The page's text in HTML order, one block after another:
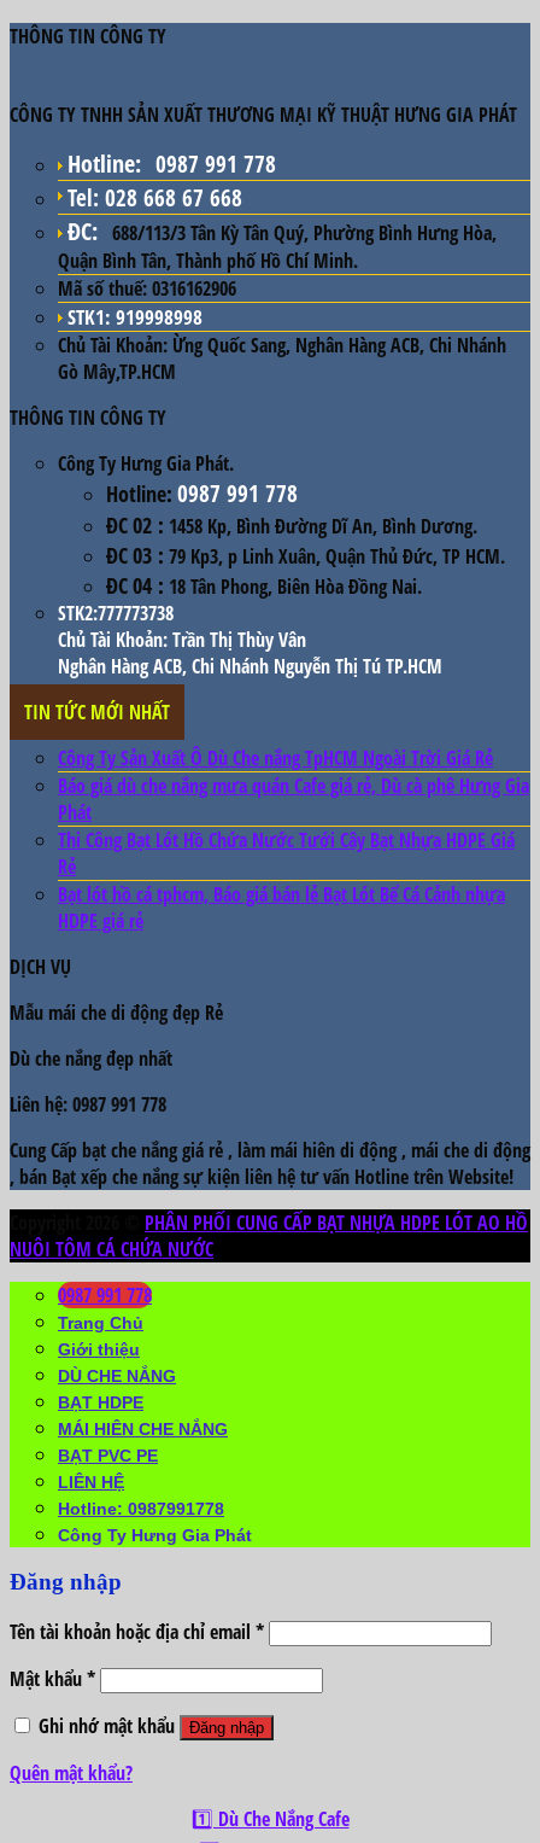
THÔNG TIN CÔNG TY
CÔNG TY TNHH SẢN XUẤT THƯƠNG MẠI KỸ THUẬT HƯNG GIA PHÁT
Hotline: 0987 991 778
Tel: 028 668 67 668
ĐC: 688/113/3 Tân Kỳ Tân Quý, Phường Bình Hưng Hòa,
Quận Bình Tân, Thành phố Hồ Chí Minh.
Mã số thuế:0316162906
STK1: 919998998
Chủ Tài Khoản: Ừng Quốc Sang, Nghân Hàng ACB, Chi Nhánh
Gò Mây,TP.HCM
THÔNG TIN CÔNG TY
Công Ty Hưng Gia Phát.
Hotline: 0987 991 778
ĐC 02 : 1458 Kp, Bình Đường Dĩ An, Bình Dương.
ĐC 03 : 79 Kp3, p Linh Xuân, Quận Thủ Đức, TP HCM.
ĐC 04 : 18 Tân Phong, Biên Hòa Đồng Nai.
STK2:777773738
Chủ Tài Khoản: Trần Thị Thùy Vân
Nghân Hàng ACB, Chi Nhánh Nguyễn Thị Tú TP.HCM
TIN TỨC MỚI NHẤT
Công Ty Sản Xuất Ô Dù Che nắng TpHCM Ngoài Trời Giá Rẻ
Báo giá dù che nắng mưa quán Cafe giá rẻ, Dù cà phê Hưng Gia
Phát
Thi Công Bạt Lót Hồ Chứa Nước Tưới Cây Bạt Nhựa HDPE Giá
Rẻ
Bạt lót hồ cá tphcm, Báo giá bán lẻ Bạt Lót Bể Cá Cảnh nhựa
HDPE giá rẻ
DỊCH VỤ
Mẫu mái che di động đẹp Rẻ
Dù che nắng đẹp nhất
Liên hệ: 0987 991 778
Cung Cấp bạt che nắng giá rẻ , làm mái hiên di động , mái che di động
, bán Bạt xếp che nắng sự kiện liên hệ tư vấn Hotline trên Website!
PHÂN PHỐI CUNG CẤP BẠT NHỰA HDPE LÓT AO HỒ
NUÔI TÔM CÁ CHỨA NƯỚC
0987 991 778
Trang Chủ
Giới thiệu
DÙ CHE NẮNG
BẠT HDPE
MÁI HIÊN CHE NẮNG
BẠT PVC PE
LIÊN HỆ
Hotline: 0987991778
Công Ty Hưng Gia Phát
Đăng nhập
Tên tài khoản hoặc địa chỉ email *
Mật khẩu*
Ghi nhớ mật khẩu
Đăng nhập
Quên mật khẩu?
1️⃣ Dù Che Nắng Cafe